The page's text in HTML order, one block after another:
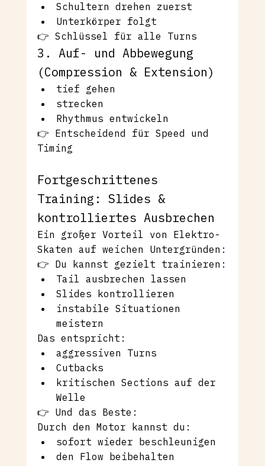
Schultern drehen zuerst
Unterkörper folgt
👉 Schlüssel für alle Turns
3. Auf- und Abbewegung
(Compression & Extension)
tief gehen
strecken
Rhythmus entwickeln
👉 Entscheidend für Speed und
Timing
Fortgeschrittenes
Training: Slides &
kontrolliertes Ausbrechen
Ein großer Vorteil von Elektro-
Skaten auf weichen Untergründen:
👉 Du kannst gezielt trainieren:
Tail ausbrechen lassen
Slides kontrollieren
instabile Situationen
meistern
Das entspricht:
aggressiven Turns
Cutbacks
kritischen Sections auf der
Welle
👉 Und das Beste:
Durch den Motor kannst du:
sofort wieder beschleunigen
den Flow beibehalten